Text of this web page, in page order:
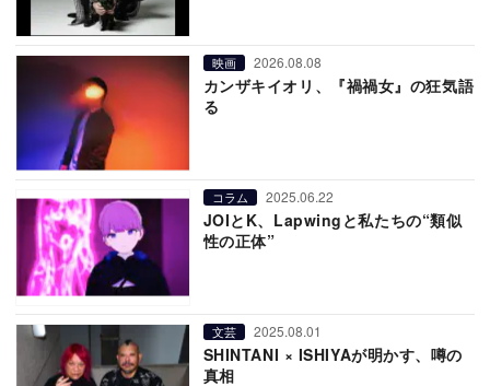
映画 2026.08.08
カンザキイオリ、『禍禍女』の狂気語
る
コラム 2025.06.22
JOIとK、Lapwingと私たちの“類似
性の正体”
文芸 2025.08.01
SHINTANI × ISHIYAが明かす、噂の
真相